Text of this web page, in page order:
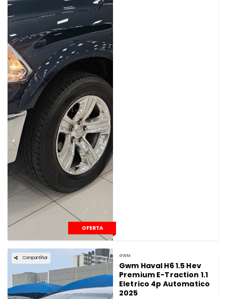
OFERTA
Compartilhar GWM
Gwm Haval H6 1.5 Hev
Premium E-Traction 1.1
Eletrico 4p Automatico
2025